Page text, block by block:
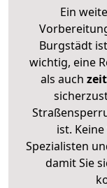
Ein
Burgstädt
wichtig, eine
als auch
ist.
Spezialisten
damit Sie